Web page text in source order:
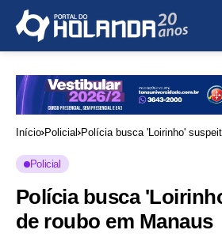
Início Policial Polícia busca 'Loirinho'
Policial
Polícia busca
de roubo em Manaus